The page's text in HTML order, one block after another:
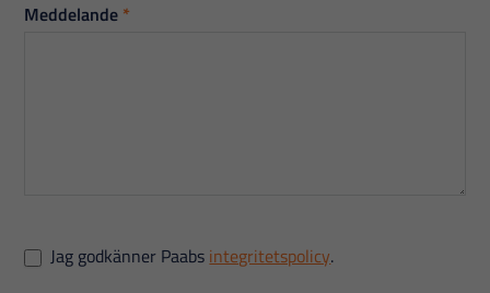
Meddelande *
Jag godkänner Paabs integritetspolicy.